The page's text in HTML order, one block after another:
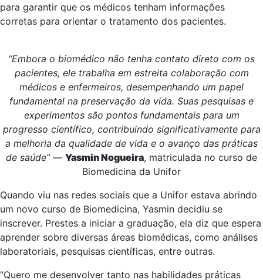
para garantir que os médicos tenham informações
corretas para orientar o tratamento dos pacientes.
“Embora o biomédico não tenha contato direto com os
pacientes, ele trabalha em estreita colaboração com
médicos e enfermeiros, desempenhando um papel
fundamental na preservação da vida. Suas pesquisas e
experimentos são pontos fundamentais para um
progresso científico, contribuindo significativamente para
a melhoria da qualidade de vida e o avanço das práticas
de saúde”— Yasmin Nogueira, matriculada no curso de
Biomedicina da Unifor
Quando viu nas redes sociais que a Unifor estava abrindo
um novo curso de Biomedicina, Yasmin decidiu se
inscrever. Prestes a iniciar a graduação, ela diz que espera
aprender sobre diversas áreas biomédicas, como análises
laboratoriais, pesquisas científicas, entre outras.
“Quero me desenvolver tanto nas habilidades práticas